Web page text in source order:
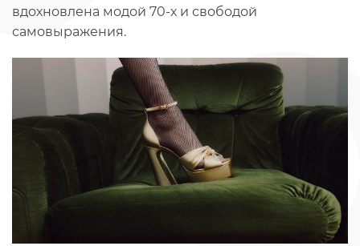
вдохновлена модой 70-х и свободой
самовыражения.